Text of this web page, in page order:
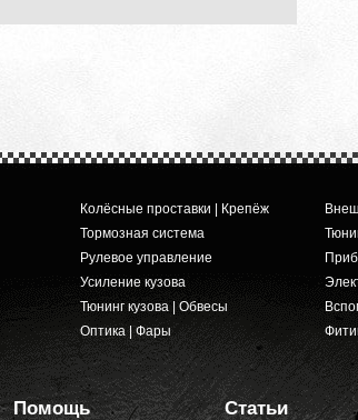
Колёсные проставки | Крепёж
Тормозная система
Рулевое управление
Усиление кузова
Тюнинг кузова | Обвесы
Оптика | Фары
Помощь Статьи